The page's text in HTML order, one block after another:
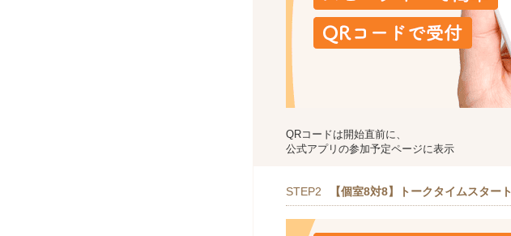
QRコードは開始直前に、
公式アプリの参加予定ページに表示
STEP2 【個室8対8】トークタイムスタート